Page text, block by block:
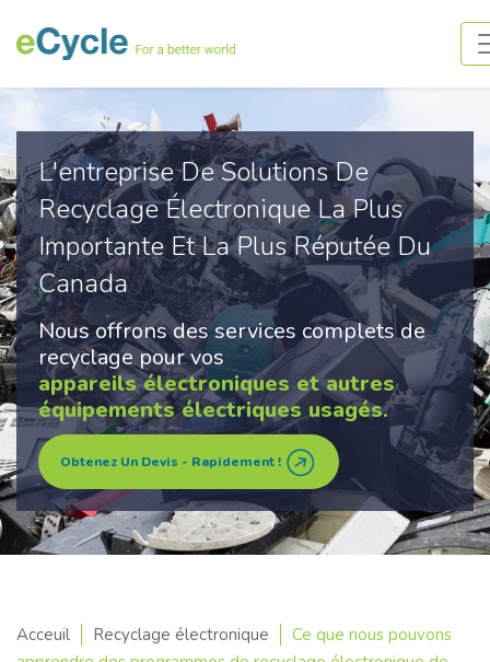
L'entreprise De Solutions De
Recyclage Électronique La Plus
Importante Et La Plus Réputée Du
Canada
Nous offrons des services complets de
recyclage pour vos
appareils électroniques et autres
équipements électriques usagés.
Obtenez Un Devis - Rapidement !
Acceuil Recyclage électronique
Ce que nous pouvons